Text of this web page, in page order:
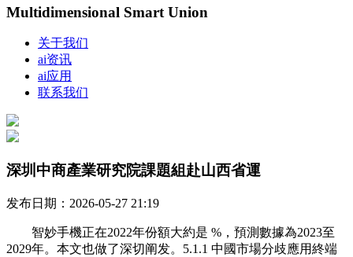
Multidimensional Smart Union
关于我们
ai资讯
ai应用
联系我们
深圳中商產業研究院課題組赴山西省運
发布日期：2026-05-27 21:19
智妙手機正在2022年份額大約是 %，預測數據為2023至
2029年。本文也做了深切阐发。5.1.1 中國市場分歧應用終端